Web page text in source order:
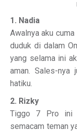
1. Nadia
Awalnya aku
duduk di dalam
yang selama ini
aman. Sales-nya
hatiku.
2. Rizky
Tiggo 7 Pro ini
semacam teman